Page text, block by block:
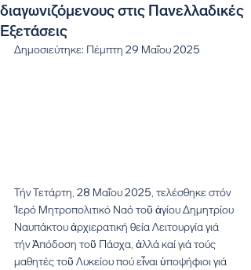
διαγωνιζόμενους στις Πανελλαδικές
Εξετάσεις
Δημοσιεύτηκε: Πέμπτη 29 Μαΐου 2025
Τήν Τετάρτη, 28 Μαΐου 2025, τελέσθηκε στόν
Ἱερό Μητροπολιτικό Ναό τοῦ ἁγίου Δημητρίου
Ναυπάκτου ἀρχιερατική θεία Λειτουργία γιά
τήν Ἀπόδοση τοῦ Πάσχα, ἀλλά καί γιά τούς
μαθητές τοῦ Λυκείου πού εἶναι ὑποψήφιοι γιά